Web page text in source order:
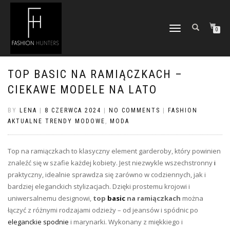
TOGGLE
0
TOP BASIC NA RAMIĄCZKACH –
CIEKAWE MODELE NA LATO
BY LENA 8 CZERWCA 2024 NO COMMENTS
FASHION
AKTUALNE TRENDY MODOWE , MODA
Top na ramiączkach to klasyczny element garderoby, który powinien
znaleźć się w szafie każdej kobiety. Jest niezwykle wszechstronnyi
praktyczny, idealnie sprawdza się zarówno w codziennych, jak i
bardziej eleganckich stylizacjach. Dzięki prostemu krojowi i
uniwersalnemu designowi, top basic na ramiączkach można
łączyć z różnymi rodzajami odzieży – od jeansów i spódnic po
eleganckie spodnie i marynarki. Wykonany z miękkiego i